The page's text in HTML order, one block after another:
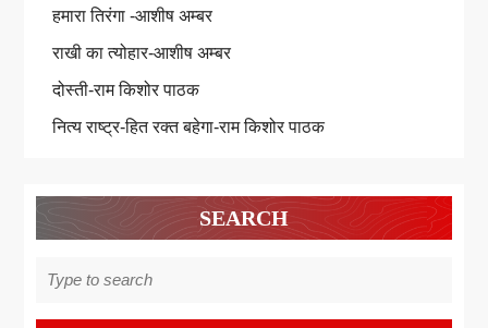
हमारा तिरंगा -आशीष अम्बर
राखी का त्योहार-आशीष अम्बर
दोस्ती-राम किशोर पाठक
नित्य राष्ट्र-हित रक्त बहेगा-राम किशोर पाठक
SEARCH
for: